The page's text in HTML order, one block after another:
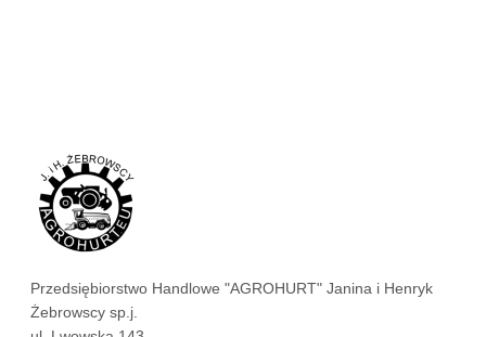
Przedsiębiorstwo Handlowe "AGROHURT" Janina i Henryk
Żebrowscy sp.j.